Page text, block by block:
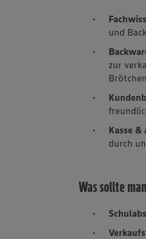
und
zur
Kasse &
durch
Was sollte